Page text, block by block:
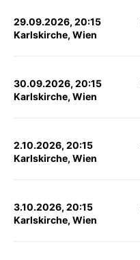
29.09.2026, 20:15
Karlskirche, Wien
30.09.2026, 20:15
Karlskirche, Wien
2.10.2026, 20:15
Karlskirche, Wien
3.10.2026, 20:15
Karlskirche, Wien